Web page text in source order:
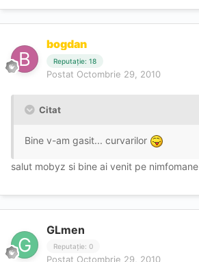
bogdan
Reputație: 18
Postat Octombrie 29, 2010
Citat
Bine v-am gasit... curvarilor
salut mobyz si bine ai venit pe nimfomane
GLmen
Reputație: 0
Postat Octombrie 29, 2010